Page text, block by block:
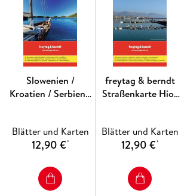
Format: 137, 5 x 96, 5 cm
ReykjavikGolden Circle
Thingvellir.
Sprachen: Isländisch, Deutsch, Englisch
Slowenien /
Kroatien / Serbien /
Montenegro /
Kosovo /
000 000. Autokarte
Blätter und Karten
12,90 €*
freytag & berndt
Straßenkarte Hios
Blätter und Karten
12,90 €*